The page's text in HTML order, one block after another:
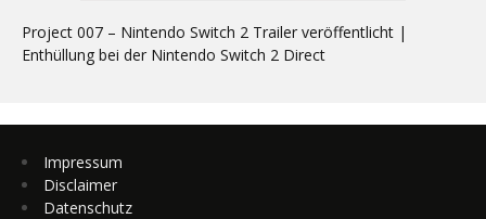
Project 007 – Nintendo Switch 2 Trailer veröffentlicht |
Enthüllung bei der Nintendo Switch 2 Direct
Impressum
Disclaimer
Datenschutz